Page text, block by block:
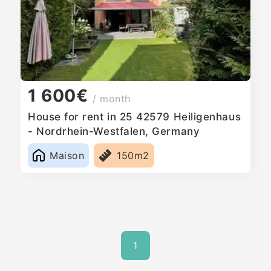
1 600€ / month
House for rent in 25 42579 Heiligenhaus
- Nordrhein-Westfalen, Germany
Maison
150m2
1